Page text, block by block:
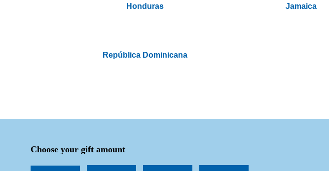
Honduras Jamaica
República Dominicana
Choose your gift amount